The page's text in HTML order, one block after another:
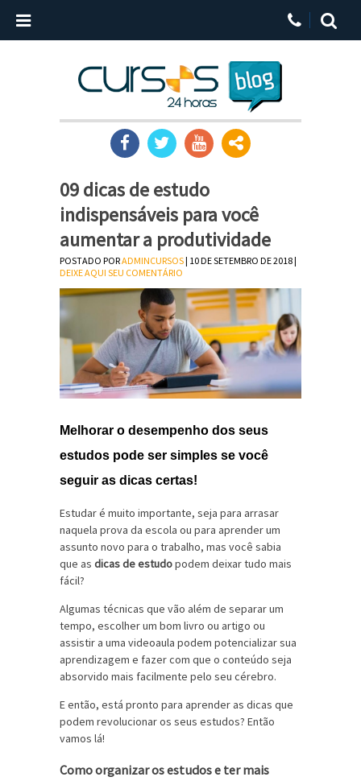
09 dicas de estudo
indispensáveis para você
aumentar a produtividade
POSTADO PORADMINCURSOS| 10 DE SETEMBRO DE 2018 |
DEIXE AQUI SEU COMENTÁRIO
Melhorar o desempenho dos seus
estudos pode ser simples se você
seguir as dicas certas!
Estudar é muito importante, seja para arrasar
naquela prova da escola ou para aprender um
assunto novo para o trabalho, mas você sabia
que as dicas de estudopodem deixar tudo mais
fácil?
Algumas técnicas que vão além de separar um
tempo, escolher um bom livro ou artigo ou
assistir a uma videoaula podem potencializar sua
aprendizagem e fazer com que o conteúdo seja
absorvido mais facilmente pelo seu cérebro.
E então, está pronto para aprender as dicas que
podem revolucionar os seus estudos? Então
vamos lá!
Como organizar os estudos e ter mais